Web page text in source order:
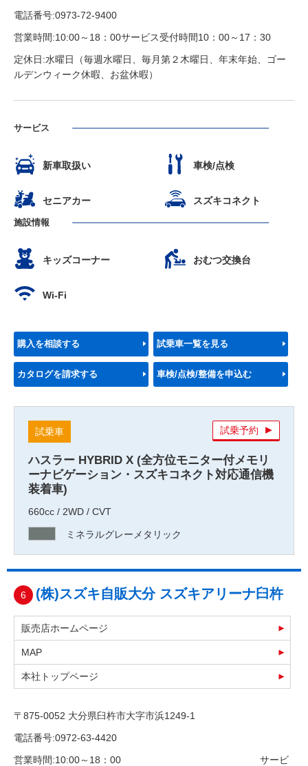
電話番号:0973-72-9400
営業時間:10:00～18：00サービス受付時間10：00～17：30
定休日:水曜日（毎週水曜日、毎月第２木曜日、年末年始、ゴー
ルデンウィーク休暇、お盆休暇）
サービス
新車取扱い 車検/点検
セニアカー スズキコネクト
施設情報
キッズコーナー おむつ交換台
Wi-Fi
購入を相談する 試乗車一覧を見る
カタログを請求する 車検/点検/整備を申込む
試乗車
ハスラー HYBRID X (全方位モニター付メモリ
ーナビゲーション・スズキコネクト対応通信機
装着車)
660cc / 2WD / CVT
ミネラルグレーメタリック
試乗予約
6 (株)スズキ自販大分 スズキアリーナ臼杵
販売店ホームページ
MAP
本社トップページ
〒875-0052 大分県臼杵市大字市浜1249-1
電話番号:0972-63-4420
営業時間:10:00～18：00 サービ